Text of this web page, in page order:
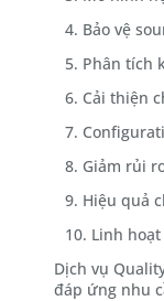
4. Bảo vệ
5. Phân tích
6. Cải thiện
7.
8. Giảm rủi
9. Hiệu quả
10. Linh hoạt
Dịch vụ
đáp ứng nhu